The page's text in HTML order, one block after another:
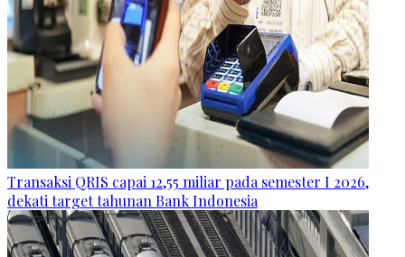
Transaksi QRIS capai 12,55 miliar pada semester I 2026,
dekati target tahunan Bank Indonesia